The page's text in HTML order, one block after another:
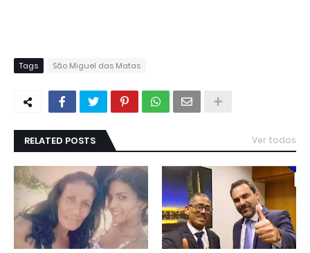
Tags São Miguel das Matas
RELATED POSTS Ver todos